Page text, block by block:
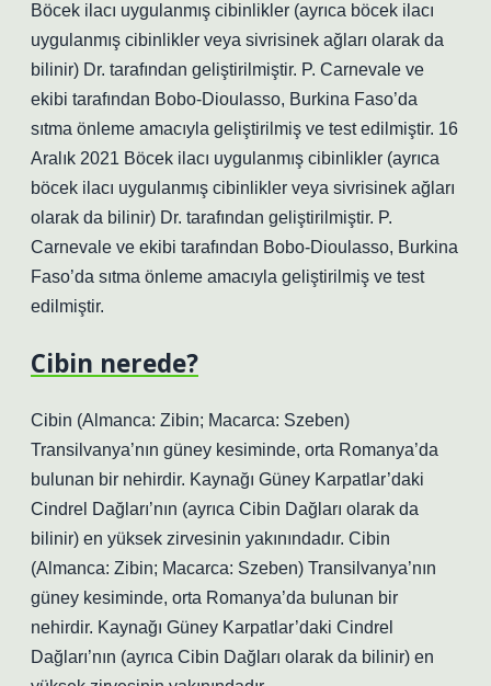
Böcek ilacı uygulanmış cibinlikler (ayrıca böcek ilacı
uygulanmış cibinlikler veya sivrisinek ağları olarak da
bilinir) Dr. tarafından geliştirilmiştir. P. Carnevale ve
ekibi tarafından Bobo-Dioulasso, Burkina Faso’da
sıtma önleme amacıyla geliştirilmiş ve test edilmiştir. 16
Aralık 2021 Böcek ilacı uygulanmış cibinlikler (ayrıca
böcek ilacı uygulanmış cibinlikler veya sivrisinek ağları
olarak da bilinir) Dr. tarafından geliştirilmiştir. P.
Carnevale ve ekibi tarafından Bobo-Dioulasso, Burkina
Faso’da sıtma önleme amacıyla geliştirilmiş ve test
edilmiştir.
Cibin nerede?
Cibin (Almanca: Zibin; Macarca: Szeben)
Transilvanya’nın güney kesiminde, orta Romanya’da
bulunan bir nehirdir. Kaynağı Güney Karpatlar’daki
Cindrel Dağları’nın (ayrıca Cibin Dağları olarak da
bilinir) en yüksek zirvesinin yakınındadır. Cibin
(Almanca: Zibin; Macarca: Szeben) Transilvanya’nın
güney kesiminde, orta Romanya’da bulunan bir
nehirdir. Kaynağı Güney Karpatlar’daki Cindrel
Dağları’nın (ayrıca Cibin Dağları olarak da bilinir) en